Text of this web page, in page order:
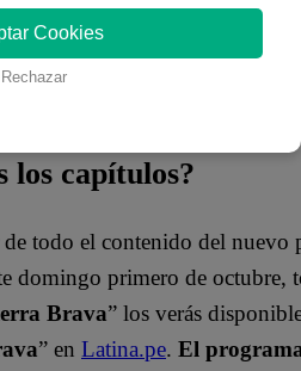
los capítulos?
todo el contenido del nuevo
domingo primero de
Brava” los verás
” en Latina.pe. El
Cookies
Rechazar